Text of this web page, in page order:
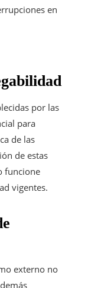
en
por las
para
de las
de estas
funcione
vigentes.
externo no